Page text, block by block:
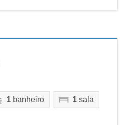
1banheiro 1sala